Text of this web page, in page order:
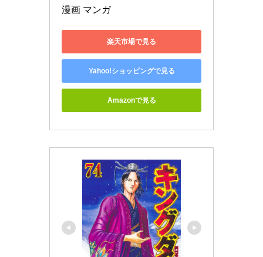
漫画 マンガ
楽天市場で見る
Yahoo!ショッピングで見る
Amazonで見る